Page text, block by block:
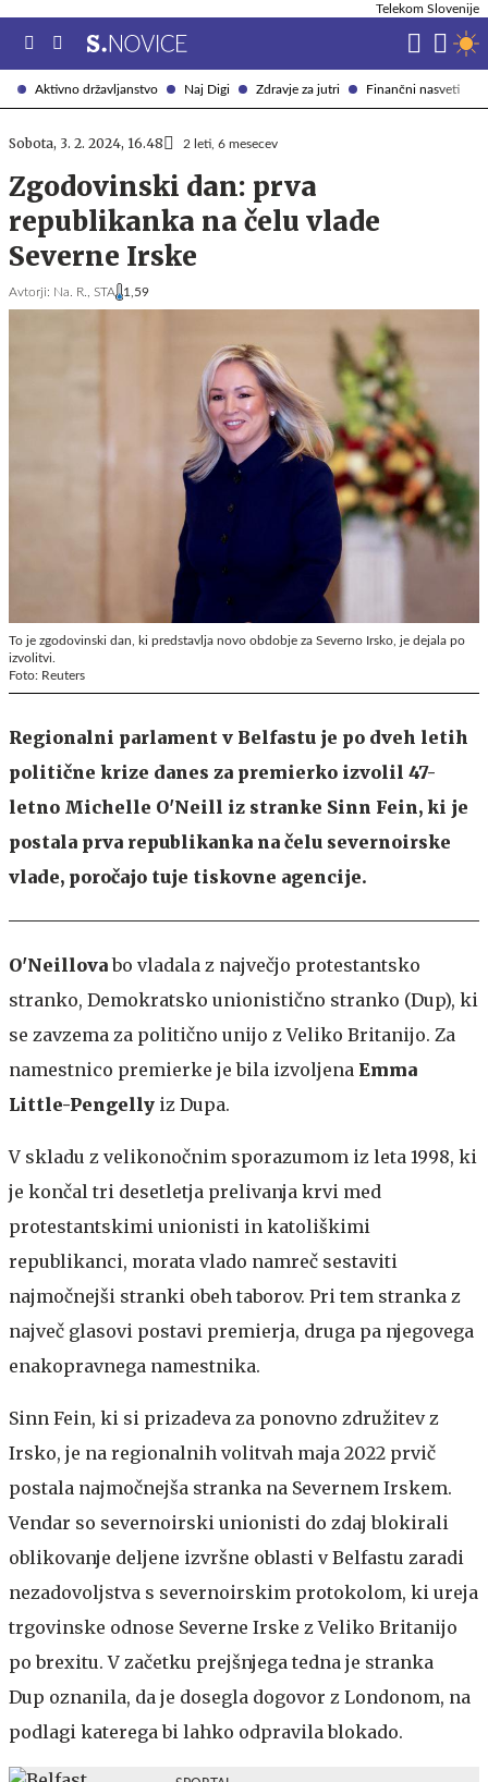
Aktivno državljanstvo Naj Digi Zdravje za jutri Finančni nasveti
Telekom Slovenije
Sobota, 3. 2. 2024, 16.48 2 leti, 6 mesecev
Zgodovinski dan: prva
republikanka na čelu vlade
Severne Irske
Avtorji: Na. R., STA 1,59
To je zgodovinski dan, ki predstavlja novo obdobje za Severno Irsko, je dejala po
izvolitvi.
Foto: Reuters
Regionalni parlament v Belfastu je po dveh letih
politične krize danes za premierko izvolil 47-
letno Michelle O'Neill iz stranke Sinn Fein, ki je
postala prva republikanka na čelu severnoirske
vlade, poročajo tuje tiskovne agencije.
O'Neillovabo vladala z največjo protestantsko
stranko, Demokratsko unionistično stranko (Dup), ki
se zavzema za politično unijo z Veliko Britanijo. Za
namestnico premierke je bila izvoljena Emma
Little-Pengelly iz Dupa.
V skladu z velikonočnim sporazumom iz leta 1998, ki
je končal tri desetletja prelivanja krvi med
protestantskimi unionisti in katoliškimi
republikanci, morata vlado namreč sestaviti
najmočnejši stranki obeh taborov. Pri tem stranka z
največ glasovi postavi premierja, druga pa njegovega
enakopravnega namestnika.
Sinn Fein, ki si prizadeva za ponovno združitev z
Irsko, je na regionalnih volitvah maja 2022 prvič
postala najmočnejša stranka na Severnem Irskem.
Vendar so severnoirski unionisti do zdaj blokirali
oblikovanje deljene izvršne oblasti v Belfastu zaradi
nezadovoljstva s severnoirskim protokolom, ki ureja
trgovinske odnose Severne Irske z Veliko Britanijo
po brexitu. V začetku prejšnjega tedna je stranka
Dup oznanila, da je dosegla dogovor z Londonom, na
podlagi katerega bi lahko odpravila blokado.